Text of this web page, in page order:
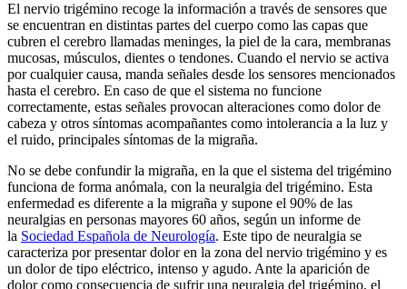
El nervio trigémino recoge la información a través de sensores que
se encuentran en distintas partes del cuerpo como las capas que
cubren el cerebro llamadas meninges, la piel de la cara, membranas
mucosas, músculos, dientes o tendones. Cuando el nervio se activa
por cualquier causa, manda señales desde los sensores mencionados
hasta el cerebro. En caso de que el sistema no funcione
correctamente, estas señales provocan alteraciones como dolor de
cabeza y otros síntomas acompañantes como intolerancia a la luz y
el ruido, principales síntomas de la migraña.
No se debe confundir la migraña, en la que el sistema del trigémino
funciona de forma anómala, con la neuralgia del trigémino. Esta
enfermedad es diferente a la migraña y supone el 90% de las
neuralgias en personas mayores 60 años, según un informe de
la Sociedad Española de Neurología. Este tipo de neuralgia se
caracteriza por presentar dolor en la zona del nervio trigémino y es
un dolor de tipo eléctrico, intenso y agudo. Ante la aparición de
dolor como consecuencia de sufrir una neuralgia del trigémino, el